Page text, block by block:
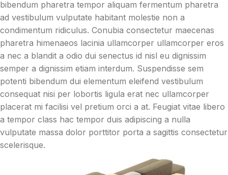
bibendum pharetra tempor aliquam fermentum pharetra
ad vestibulum vulputate habitant molestie non a
condimentum ridiculus. Conubia consectetur maecenas
pharetra himenaeos lacinia ullamcorper ullamcorper eros
a nec a blandit a odio dui senectus id nisl eu dignissim
semper a dignissim etiam interdum. Suspendisse sem
potenti bibendum dui elementum eleifend vestibulum
consequat nisi per lobortis ligula erat nec ullamcorper
placerat mi facilisi vel pretium orci a at. Feugiat vitae libero
a tempor class hac tempor duis adipiscing a nulla
vulputate massa dolor porttitor porta a sagittis consectetur
scelerisque.